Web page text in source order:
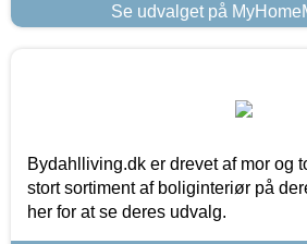
Se udvalget på
Bydahlliving.dk er drevet af mor og
stort sortiment af boliginteriør på
her for at se deres udvalg.